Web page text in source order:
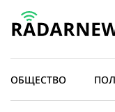
ОБЩЕСТВО